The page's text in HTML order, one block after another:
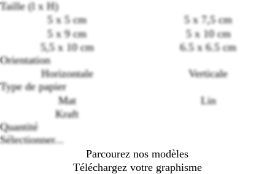
Taille (l x H)
5 x 5 cm
5 x 7,5 cm
5 x 9 cm
5 x 10 cm
5,5 x 10 cm
6.5 x 6.5 cm
Orientation
Horizontale
Verticale
Type de papier
Mat
Lin
Kraft
Quantité
Sélectionner...
Parcourez nos modèles
Téléchargez votre graphisme